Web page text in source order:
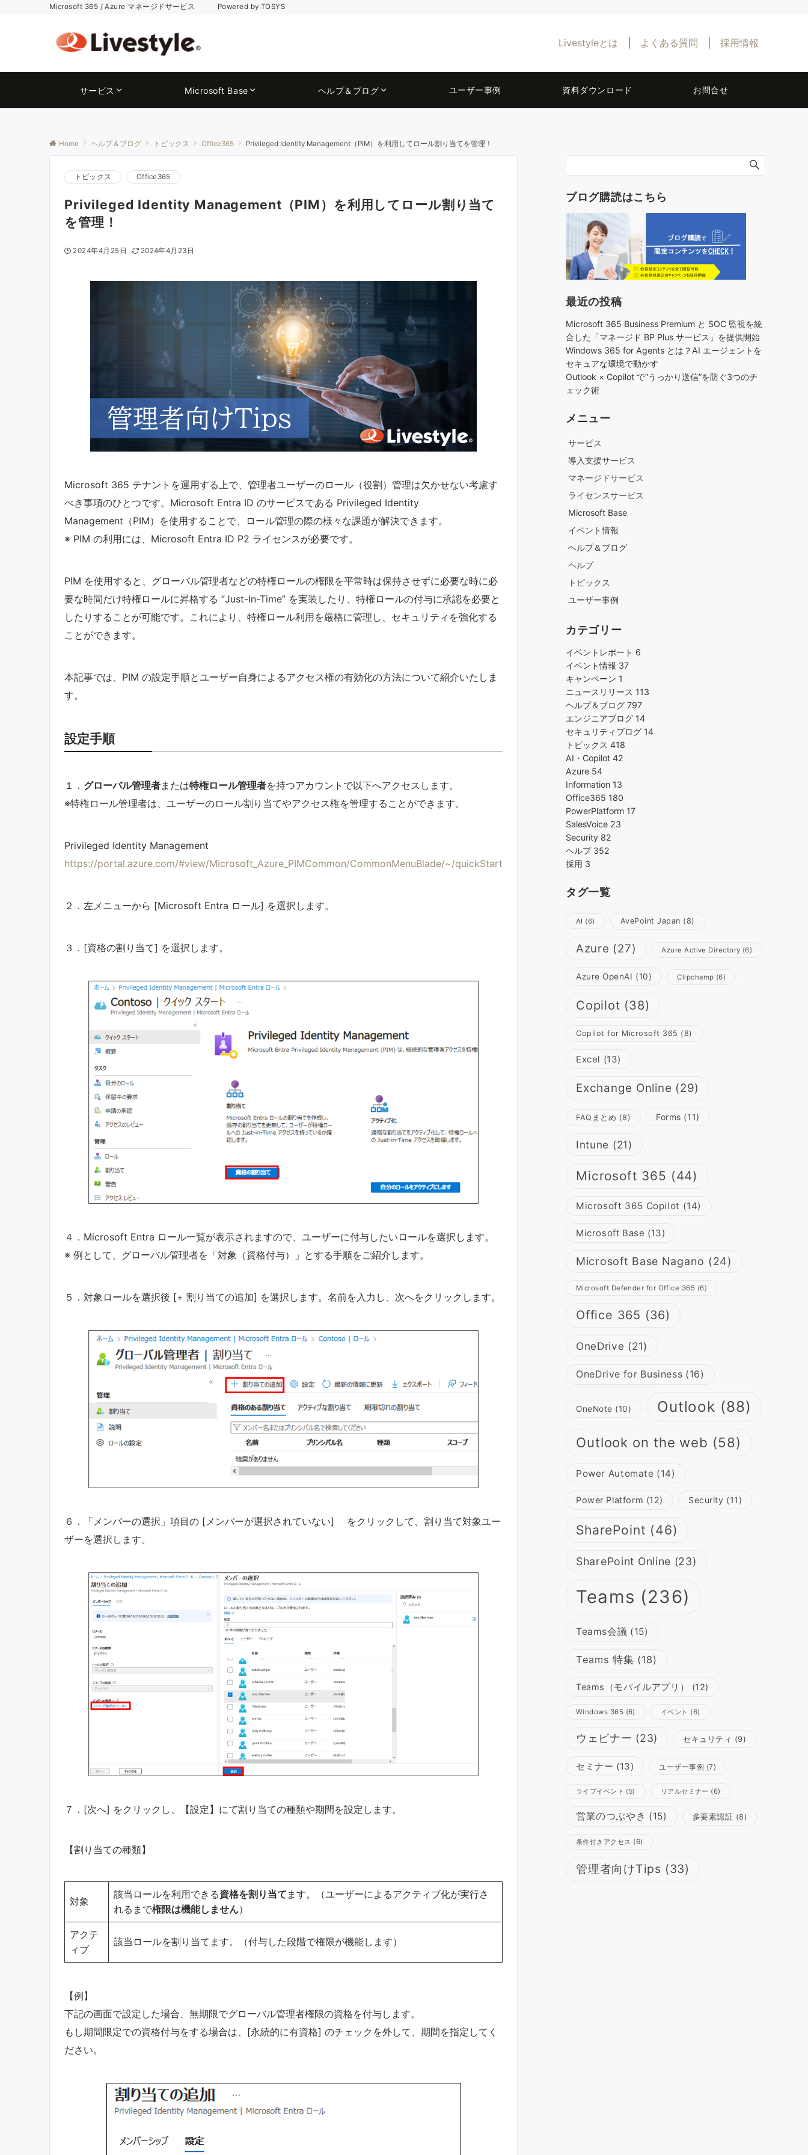
Microsoft 365 / Azure マネージドサービス Powered by TOSYS
Livestyleとは よくある質問 採用情報
サービス Microsoft Base ヘルプ＆ブログ ユーザー事例 資料ダウンロード お問合せ
Home ヘルプ＆ブログ トピックス Office365 Privileged Identity Management（PIM）を利用してロール割り当てを管理！
トピックス Office365
Privileged Identity Management（PIM）を利用してロール割り当て
を管理！
2024年4月25日 2024年4月23日
Microsoft 365 テナントを運用する上で、管理者ユーザーのロール（役割）管理は欠かせない考慮す
べき事項のひとつです。Microsoft Entra ID のサービスである Privileged Identity
Management（PIM）を使用することで、ロール管理の際の様々な課題が解決できます。
※ PIM の利用には、Microsoft Entra ID P2 ライセンスが必要です。
PIM を使用すると、グローバル管理者などの特権ロールの権限を平常時は保持させずに必要な時に必
要な時間だけ特権ロールに昇格する ”Just-In-Time” を実装したり、特権ロールの付与に承認を必要と
したりすることが可能です。これにより、特権ロール利用を厳格に管理し、セキュリティを強化する
ことができます。
本記事では、PIM の設定手順とユーザー自身によるアクセス権の有効化の方法について紹介いたしま
す。
設定手順
１． グローバル管理者または特権ロール管理者を持つアカウントで以下へアクセスします。
※特権ロール管理者は、ユーザーのロール割り当てやアクセス権を管理することができます。
Privileged Identity Management
https://portal.azure.com/#view/Microsoft_Azure_PIMCommon/CommonMenuBlade/~/quickStart
２．左メニューから [Microsoft Entra ロール] を選択します。
３．[資格の割り当て] を選択します。
４．Microsoft Entra ロール一覧が表示されますので、ユーザーに付与したいロールを選択します。
※ 例として、グローバル管理者を「対象（資格付与）」とする手順をご紹介します。
５．対象ロールを選択後 [+ 割り当ての追加] を選択します。名前を入力し、次へをクリックします。
６．「メンバーの選択」項目の [メンバーが選択されていない] をクリックして、割り当て対象ユー
ザーを選択します。
７．[次へ] をクリックし、【設定】にて割り当ての種類や期間を設定します。
【割り当ての種類】
対象
該当ロールを利用できる資格を割り当て ます。（ユーザーによるアクティブ化が実行さ
れるまで権限は機能しません）
アクテ
ィブ
該当ロールを割り当てます。（付与した段階で権限が機能します）
【例】
下記の画面で設定した場合、無期限でグローバル管理者権限の資格を付与します。
もし期間限定での資格付与をする場合は、[永続的に有資格] のチェックを外して、期間を指定してく
ださい。
ブログ購読はこちら
最近の投稿
Microsoft 365 Business Premium と SOC 監視を統
合した「マネージド BP Plus サービス」を提供開始
Windows 365 for Agents とは？AI エージェントを
セキュアな環境で動かす
Outlook × Copilot で“うっかり送信”を防ぐ3つのチ
ェック術​
メニュー
サービス
導入支援サービス
マネージドサービス
ライセンスサービス
Microsoft Base
イベント情報
ヘルプ＆ブログ
ヘルプ
トピックス
ユーザー事例
カテゴリー
イベントレポート 6
イベント情報 37
キャンペーン 1
ニュースリリース 113
ヘルプ＆ブログ 797
エンジニアブログ 14
セキュリティブログ 14
トピックス 418
AI・Copilot 42
Azure 54
Information 13
Office365 180
PowerPlatform 17
SalesVoice 23
Security 82
ヘルプ 352
採用 3
タグ一覧
AI (6) AvePoint Japan (8)
Azure (27) Azure Active Directory (6)
Azure OpenAI (10) Clipchamp (6)
Copilot (38)
Copilot for Microsoft 365 (8)
Excel (13)
Exchange Online (29)
FAQまとめ (8) Forms (11)
Intune (21)
Microsoft 365 (44)
Microsoft 365 Copilot (14)
Microsoft Base (13)
Microsoft Base Nagano (24)
Microsoft Defender for Office 365 (6)
Office 365 (36)
OneDrive (21)
OneDrive for Business (16)
OneNote (10) Outlook (88)
Outlook on the web (58)
Power Automate (14)
Power Platform (12) Security (11)
SharePoint (46)
SharePoint Online (23)
Teams (236)
Teams会議 (15)
Teams 特集 (18)
Teams（モバイルアプリ） (12)
Windows 365 (6) イベント (6)
ウェビナー (23) セキュリティ (9)
セミナー (13) ユーザー事例 (7)
ライブイベント (5) リアルセミナー (6)
営業のつぶやき (15) 多要素認証 (8)
条件付きアクセス (6)
管理者向けTips (33)